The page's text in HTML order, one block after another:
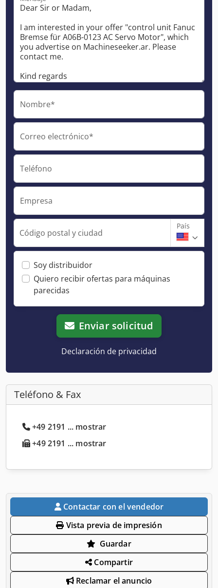
Nombre*
Correo electrónico*
Teléfono
Empresa
Código postal y ciudad
País
Soy distribuidor
Quiero recibir ofertas para máquinas
parecidas
Enviar solicitud
Declaración de privacidad
Teléfono & Fax
+49 2191 ... mostrar
+49 2191 ... mostrar
Contactar con el vendedor
Vista previa de impresión
Guardar
Compartir
Reclamar el anuncio